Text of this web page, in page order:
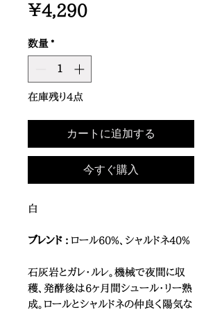
￥4,290価
数量 *
在庫残り4点
カートに追加する
今すぐ購入
白
ブレンド : ロール60%、シャルドネ40%
石灰岩とガレ・ルレ。機械で夜間に収
穫、発酵後は6ヶ月間シュール・リー熟
成。ロールとシャルドネの仲良く陽気な